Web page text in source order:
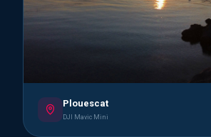
Plouescat
DJI Mavic Mini